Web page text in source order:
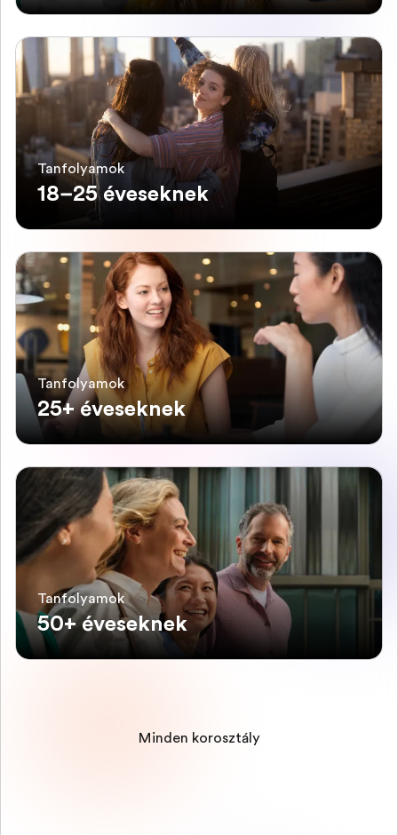
Tanfolyamok
18–25 éveseknek
Tanfolyamok
25+ éveseknek
Tanfolyamok
50+ éveseknek
Minden korosztály